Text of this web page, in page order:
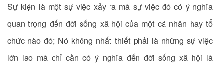
Sự kiện là một sự việc xảy ra mà sự việc đó có ý nghĩa
quan trọng đến đời sống xã hội của một cá nhân hay tổ
chức nào đó; Nó không nhất thiết phải là những sự việc
lớn lao mà chỉ cần có ý nghĩa đến đời sống xã hội là